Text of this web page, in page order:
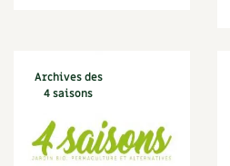
Archives des
4 saisons